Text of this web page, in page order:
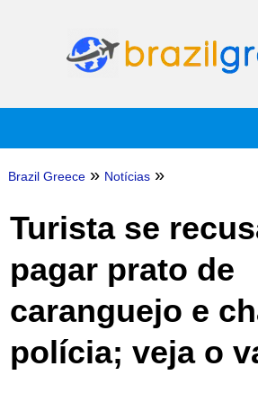
Brazil Greece » Notícias »
Turista se
pagar prato de
caranguejo e
polícia; veja o